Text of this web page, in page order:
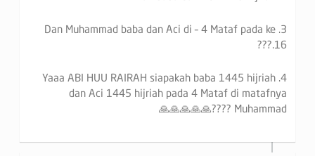
3. Dan Muhammad baba dan Aci di – 4 Mataf pada ke
16.???
4. Yaaa ABI HUU RAIRAH siapakah baba 1445 hijriah
dan Aci 1445 hijriah pada 4 Mataf di matafnya
Muhammad ????🙏🙏🙏🙏🙏